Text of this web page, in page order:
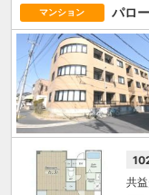
マンション パロ